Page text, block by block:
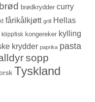
brød brødkrydder curry
fårikålkjøtt grill Hellas
klippfisk kongereker kylling
krydder paprika pasta
sopp
Tyskland